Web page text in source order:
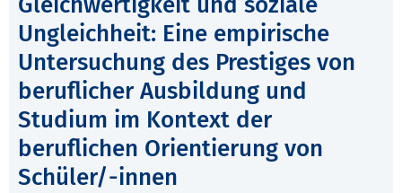
Ungleichheit: Eine empirische
Untersuchung des Prestiges von
beruflicher Ausbildung und
Studium im Kontext der
beruflichen Orientierung von
Schüler/-innen